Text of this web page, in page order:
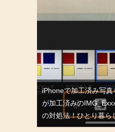
iPhoneで加工済み写
が加工済みの
の対処法！ひとり暮ら